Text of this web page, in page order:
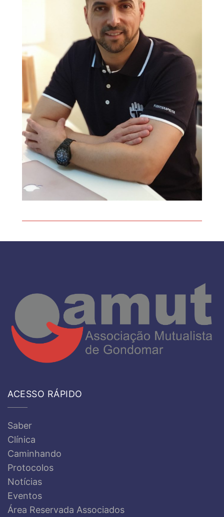
ACESSO RÁPIDO
Saber
Clínica
Caminhando
Protocolos
Notícias
Eventos
Área Reservada Associados